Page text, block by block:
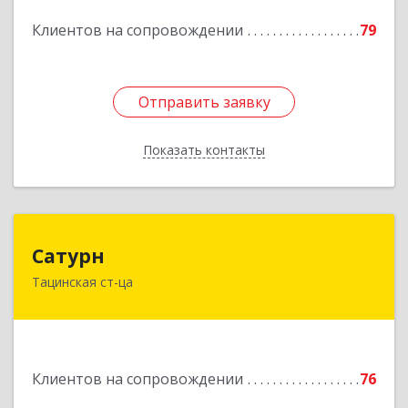
Клиентов на сопровождении 79
Отправить заявку
Показать контакты
Отправить заявку
Назад
Сатурн
Тацинская ст-ца
Клиентов на сопровождении 76
347060, Ростовская область, Тацинский район,